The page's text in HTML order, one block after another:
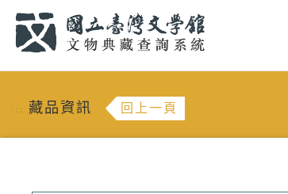
::: 藏品資訊 回上一頁